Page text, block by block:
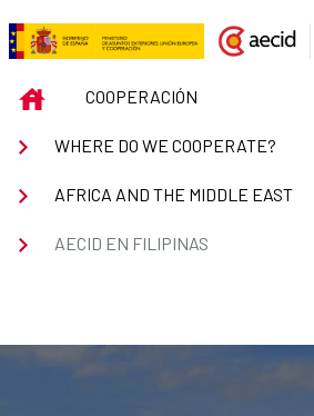
Skip to Main Content
AECID en Filipinas
INICIOCOOPERACIÓN
WHERE DO WE COOPERATE?
AFRICA AND THE MIDDLE EAST
AECID EN FILIPINAS